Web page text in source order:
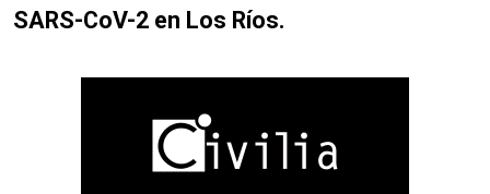
SARS-CoV-2 en Los Ríos.